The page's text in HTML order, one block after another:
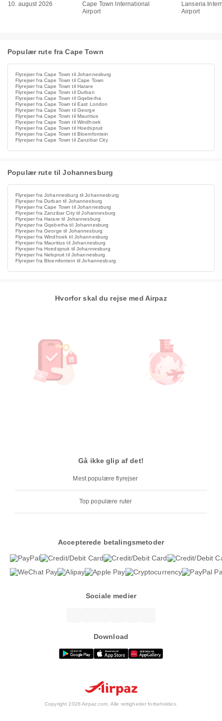
10. august 2026
Cape Town International
Airport
Lanseria
Airport
Populær rute fra Cape Town
Flyrejser fra Cape Town til Johannesburg
Flyrejser fra Cape Town til Cape Town
Flyrejser fra Cape Town til Harare
Flyrejser fra Cape Town til Durban
Flyrejser fra Cape Town til Gqeberha
Flyrejser fra Cape Town til East London
Flyrejser fra Cape Town til George
Flyrejser fra Cape Town til Mauritius
Flyrejser fra Cape Town til Windhoek
Flyrejser fra Cape Town til Hoedspruit
Flyrejser fra Cape Town til Bloemfontein
Flyrejser fra Cape Town til Zanzibar City
Populær rute til Johannesburg
Flyrejser fra Johannesburg til Johannesburg
Flyrejser fra Durban til Johannesburg
Flyrejser fra Cape Town til Johannesburg
Flyrejser fra Zanzibar City til Johannesburg
Flyrejser fra Harare til Johannesburg
Flyrejser fra Gqeberha til Johannesburg
Flyrejser fra George til Johannesburg
Flyrejser fra Windhoek til Johannesburg
Flyrejser fra Mauritius til Johannesburg
Flyrejser fra Hoedspruit til Johannesburg
Flyrejser fra Nelspruit til Johannesburg
Flyrejser fra Bloemfontein til Johannesburg
Hvorfor skal du rejse med Airpaz
Gå ikke glip af det!
Mest populære flyrejser
Top populære ruter
Accepterede betalingsmetoder
Sociale medier
Download
Copyright 2026 Airpaz.com. Alle rettigheder forbeholdes.